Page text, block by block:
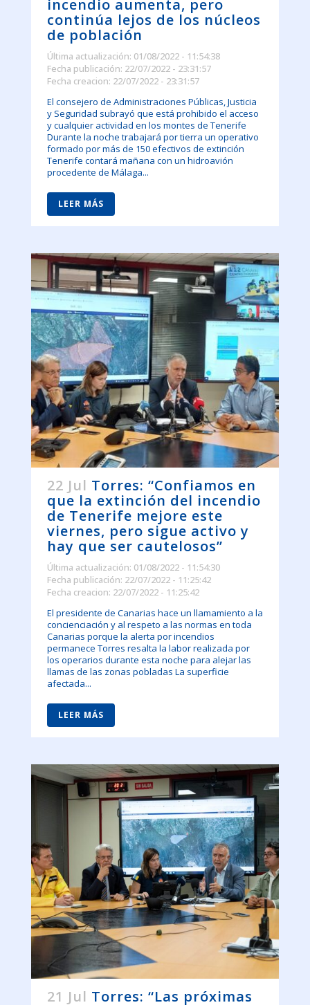
incendio aumenta, pero
continúa lejos de los núcleos
de población
Última actualización: 01/08/2022 - 11:54:38
Fecha publicación: 22/07/2022 - 23:31:57
Fecha creacion: 22/07/2022 - 23:31:57
El consejero de Administraciones Públicas, Justicia
y Seguridad subrayó que está prohibido el acceso
y cualquier actividad en los montes de Tenerife
Durante la noche trabajará por tierra un operativo
formado por más de 150 efectivos de extinción
Tenerife contará mañana con un hidroavión
procedente de Málaga...
LEER MÁS
22 Jul Torres: “Confiamos en
que la extinción del incendio
de Tenerife mejore este
viernes, pero sigue activo y
hay que ser cautelosos”
Última actualización: 01/08/2022 - 11:54:30
Fecha publicación: 22/07/2022 - 11:25:42
Fecha creacion: 22/07/2022 - 11:25:42
El presidente de Canarias hace un llamamiento a la
concienciación y al respeto a las normas en toda
Canarias porque la alerta por incendios
permanece Torres resalta la labor realizada por
los operarios durante esta noche para alejar las
llamas de las zonas pobladas La superficie
afectada...
LEER MÁS
21 Jul Torres: “Las próximas